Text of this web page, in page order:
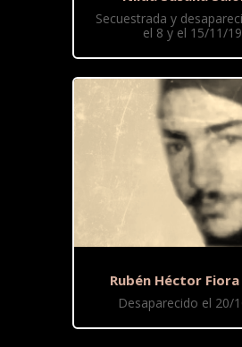
Secuestrada y
el 8 y el 15/11/
Rubén Héctor
Desaparecido el 20/